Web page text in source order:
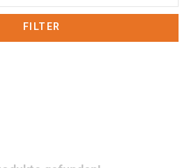
FILTER